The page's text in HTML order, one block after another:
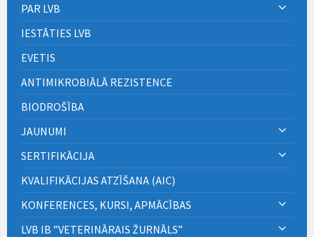
PAR LVB
IESTĀTIES LVB
EVETIS
ANTIMIKROBIĀLĀ REZISTENCE
BIODROŠĪBA
JAUNUMI
SERTIFIKĀCIJA
KVALIFIKĀCIJAS ATZĪŠANA (AIC)
KONFERENCES, KURSI, APMĀCĪBAS
LVB IB ”VETERINĀRAIS ŽURNĀLS”